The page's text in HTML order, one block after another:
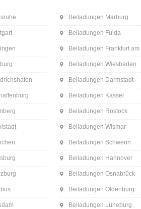
Beiladungen Marburg
Beiladungen Fulda
Beiladungen Frankfurt am
Beiladungen Wiesbaden
Beiladungen Darmstadt
Beiladungen Kassel
Beiladungen Rostock
Beiladungen Wismar
Beiladungen Schwerin
Beiladungen Hannover
Beiladungen Osnabrück
Beiladungen Oldenburg
Beiladungen Lüneburg